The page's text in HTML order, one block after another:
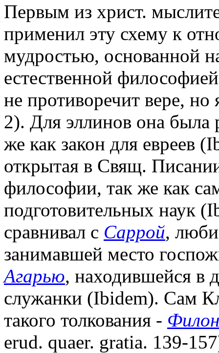
Первым из христ.
применил эту схему к
мудростью, основанной
естественной
не противоречит вере,
2). Для эллинов она была
же как закон для евреев
открытая в Свящ.
философии, так же как
подготовительных наук
сравнивал с Саррой,
занимавшей место
Агарью, находившейся в
служанки (Ibidem). Сам
такого толкования -
erud. quaer. gratia. 139-